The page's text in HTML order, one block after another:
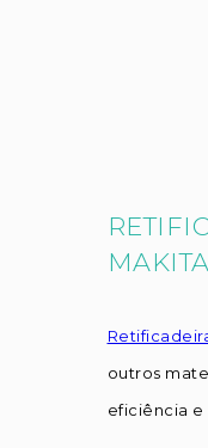
MAKITA
outros
eficiência e